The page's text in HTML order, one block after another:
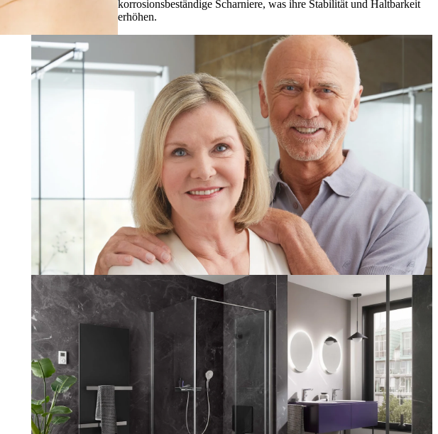
korrosionsbeständige Scharniere, was ihre Stabilität und Haltbarkeit
erhöhen.